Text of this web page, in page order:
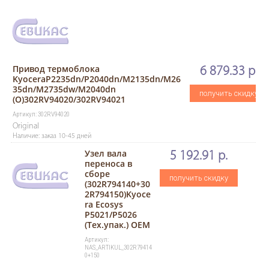
Привод термоблока
KyoceraP2235dn/P2040dn/M2135dn/M26
35dn/M2735dw/M2040dn
(O)302RV94020/302RV94021
Артикул: 302RV94020
Original
Наличие: заказ 10-45 дней
6 879.33 р.
получить скидку
Узел вала
переноса в
сборе
(302R794140+30
2R794150)Kyoce
ra Ecosys
P5021/P5026
(Тех.упак.) OEM
Артикул:
NAS_ARTIKUL_302R79414
0+150
5 192.91 р.
получить скидку